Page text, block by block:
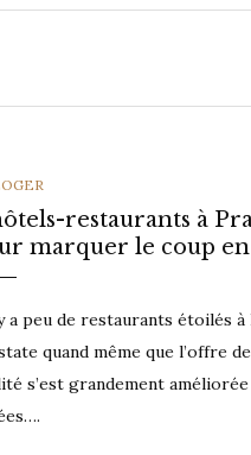
restaurants à
marquer le coup en
a peu de restaurants étoilés à
quand même que l’offre
s’est grandement